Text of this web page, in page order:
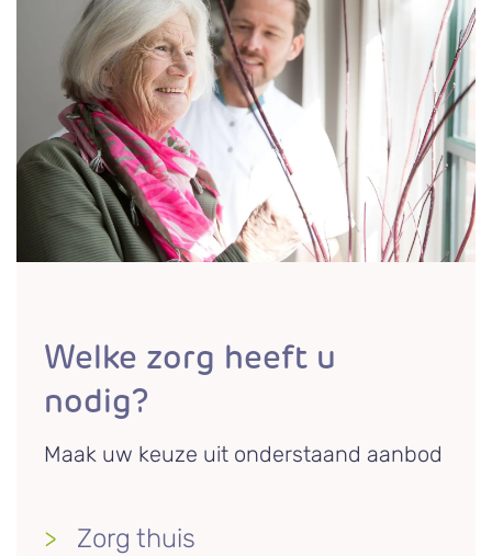
Welke zorg heeft u
nodig?
Maak uw keuze uit onderstaand aanbod
Zorg thuis